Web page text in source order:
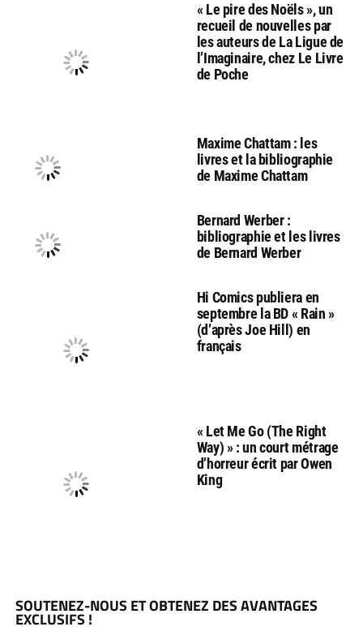
« Le pire des Noëls », un
recueil de nouvelles par
les auteurs de La Ligue de
l’Imaginaire, chez Le Livre
de Poche
Maxime Chattam : les
livres et la bibliographie
de Maxime Chattam
Bernard Werber :
bibliographie et les livres
de Bernard Werber
Hi Comics publiera en
septembre la BD « Rain »
(d’après Joe Hill) en
français
« Let Me Go (The Right
Way) » : un court métrage
d’horreur écrit par Owen
King
SOUTENEZ-NOUS ET OBTENEZ DES AVANTAGES
EXCLUSIFS !